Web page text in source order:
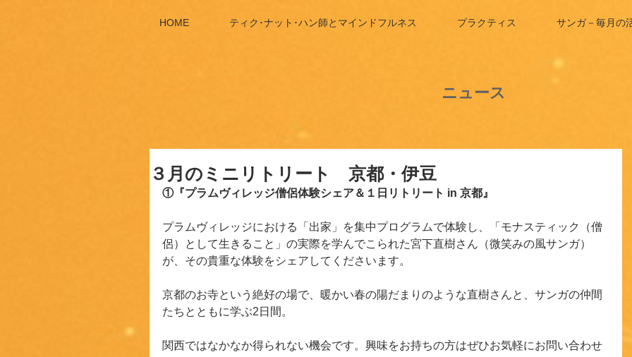
HOME ティク･ナット･ハン師とマインドフルネス プラクティス サンガ－毎月の
ニュース
３月のミニリトリート 京都・伊豆
①『プラムヴィレッジ僧侶体験シェア＆１日リトリート in 京都』
プラムヴィレッジにおける「出家」を集中プログラムで体験し、「モナスティック（僧
侶）として生きること」の実際を学んでこられた宮下直樹さん（微笑みの風サンガ）
が、その貴重な体験をシェアしてくださいます。
京都のお寺という絶好の場で、暖かい春の陽だまりのような直樹さんと、サンガの仲間
たちとともに学ぶ2日間。
関西ではなかなか得られない機会です。興味をお持ちの方はぜひお気軽にお問い合わせ